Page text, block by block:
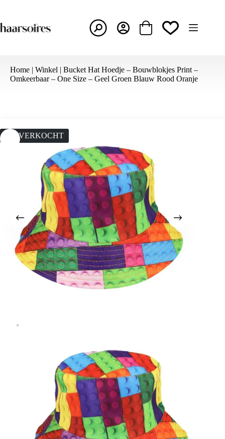
de
inhoud
Winkelwagen
Home | Winkel | Bucket Hat Hoedje – Bouwblokjes Print –
Omkeerbaar – One Size – Geel Groen Blauw Rood Oranje
UITVERKOCHT